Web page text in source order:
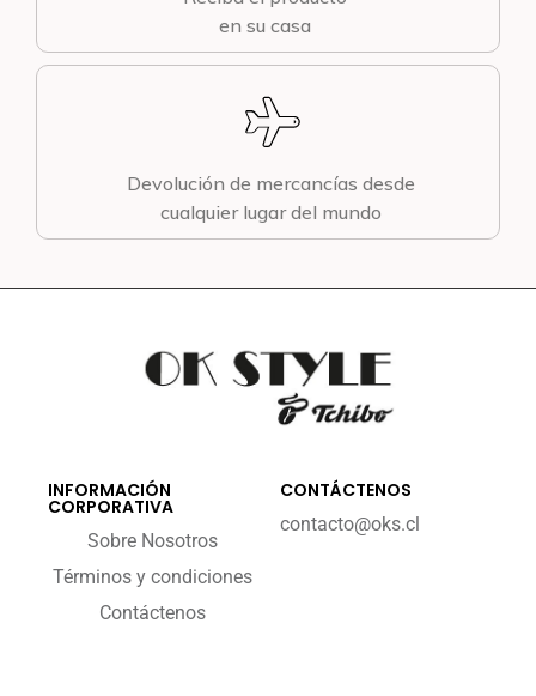
en su casa
Devolución de mercancías desde
cualquier lugar del mundo
INFORMACIÓN
CORPORATIVA
Sobre Nosotros
Términos y condiciones
Contáctenos
CONTÁCTENOS
contacto@oks.cl